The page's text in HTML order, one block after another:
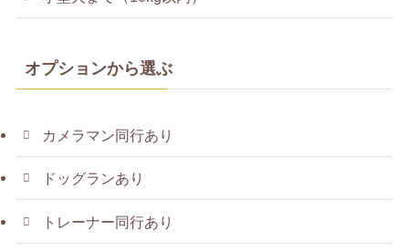
オプションから選ぶ
カメラマン同行あり
ドッグランあり
トレーナー同行あり